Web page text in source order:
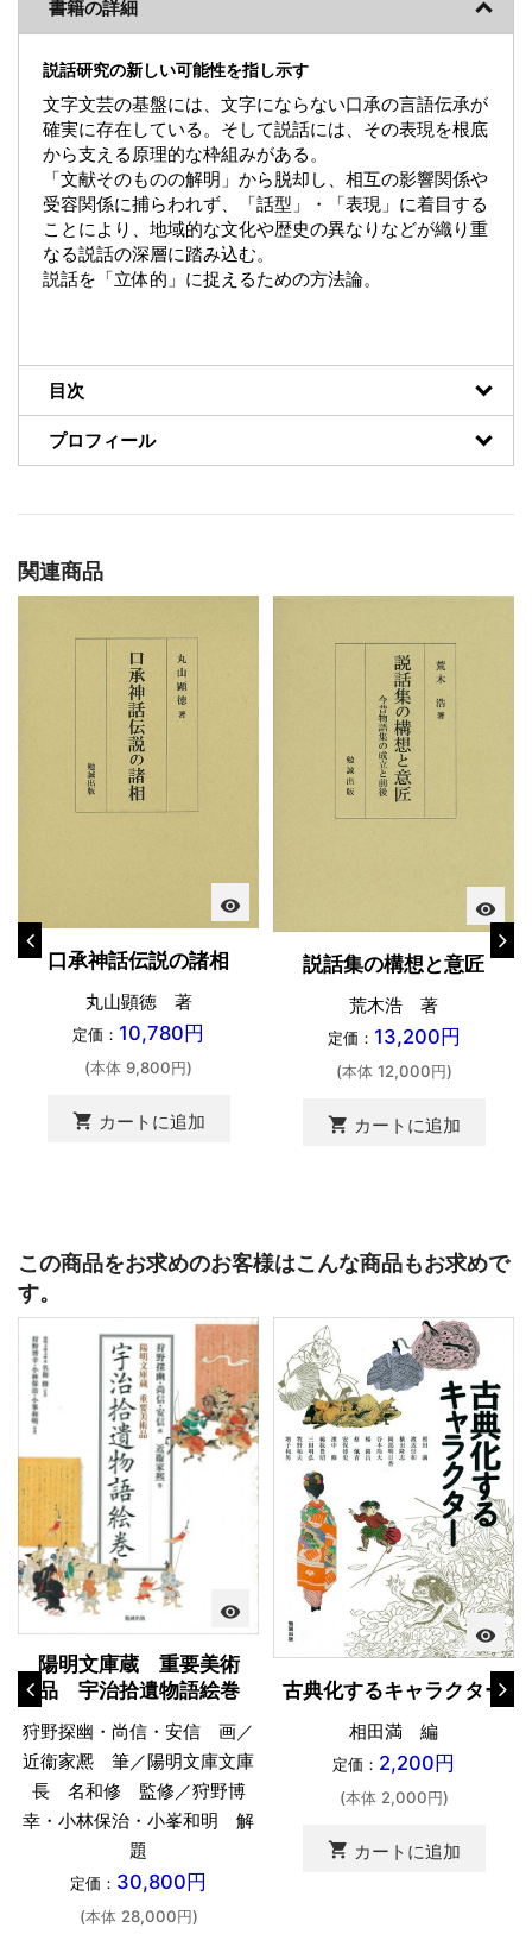
書籍の詳細
説話研究の新しい可能性を指し示す
文字文芸の基盤には、文字にならない口承の言語伝承が
確実に存在している。そして説話には、その表現を根底
から支える原理的な枠組みがある。
「文献そのものの解明」から脱却し、相互の影響関係や
受容関係に捕らわれず、「話型」・「表現」に着目する
ことにより、地域的な文化や歴史の異なりなどが織り重
なる説話の深層に踏み込む。
説話を「立体的」に捉えるための方法論。
目次
プロフィール
関連商品
visibility
口承神話伝説の諸相
丸山顕徳 著
定価： 10,780円
(本体 9,800円)
shopping_cart カートに追加
visibility
説話集の構想と意匠
荒木浩 著
定価： 13,200円
(本体 12,000円)
shopping_cart カートに追加
この商品をお求めのお客様はこんな商品もお求めで
す。
visibility
陽明文庫蔵 重要美術
品 宇治拾遺物語絵巻
狩野探幽・尚信・安信 画／
近衞家凞 筆／陽明文庫文庫
長 名和修 監修／狩野博
幸・小林保治・小峯和明 解
題
定価： 30,800円
(本体 28,000円)
visibility
古典化するキャラクター
相田満 編
定価： 2,200円
(本体 2,000円)
shopping_cart カートに追加